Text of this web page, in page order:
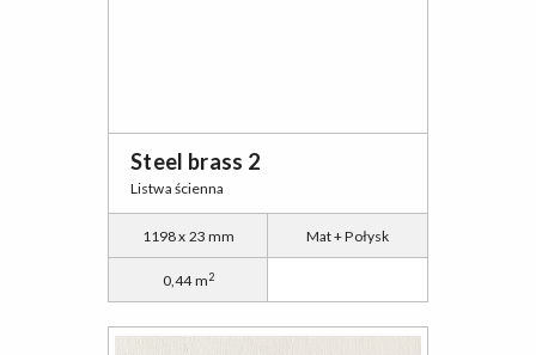
Steel brass 2
Listwa ścienna
1198 x 23 mm Mat + Połysk
0,44 m2